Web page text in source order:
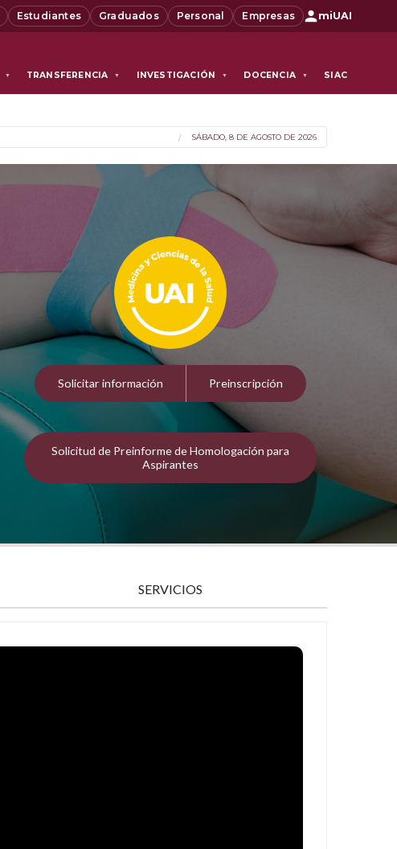
Estudiantes Graduados Personal Empresas miUAI
▼ TRANSFERENCIA ▼ INVESTIGACIÓN ▼ DOCENCIA ▼ SIAC
SÁBADO, 8 DE AGOSTO DE 2026
Solicitar información Preinscripción
Solicitud de Preinforme de Homologación para
Aspirantes
SERVICIOS